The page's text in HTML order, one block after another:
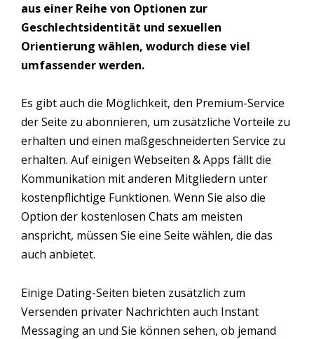
aus einer Reihe von Optionen zur
Geschlechtsidentität und sexuellen
Orientierung wählen, wodurch diese viel
umfassender werden.
Es gibt auch die Möglichkeit, den Premium-Service
der Seite zu abonnieren, um zusätzliche Vorteile zu
erhalten und einen maßgeschneiderten Service zu
erhalten. Auf einigen Webseiten & Apps fällt die
Kommunikation mit anderen Mitgliedern unter
kostenpflichtige Funktionen. Wenn Sie also die
Option der kostenlosen Chats am meisten
anspricht, müssen Sie eine Seite wählen, die das
auch anbietet.
Einige Dating-Seiten bieten zusätzlich zum
Versenden privater Nachrichten auch Instant
Messaging an und Sie können sehen, ob jemand